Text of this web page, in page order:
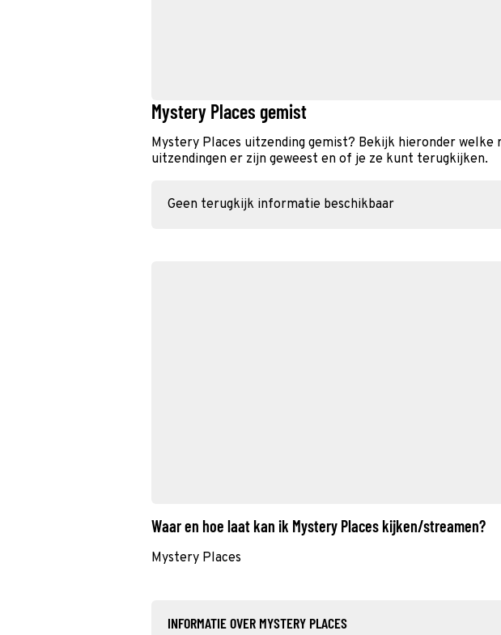
Mystery Places gemist
Mystery Places uitzending gemist? Bekijk hieronder welke
uitzendingen er zijn geweest en of je ze kunt terugkijken.
Geen terugkijk informatie beschikbaar
Waar en hoe laat kan ik Mystery Places kijken/streamen?
Mystery Places
INFORMATIE OVER MYSTERY PLACES